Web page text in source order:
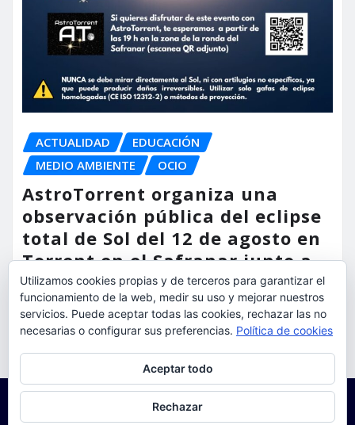
ACTUALIDAD
EDUCACIÓN
MEDIO AMBIENTE
OCIO
AstroTorrent organiza una
observación pública del eclipse
total de Sol del 12 de agosto en
Torrent en el Safranar junto a
las vías del AVE
torrent al dia Ago 5, 2026
Utilizamos cookies propias y de terceros para garantizar el
funcionamiento de la web, medir su uso y mejorar nuestros
servicios. Puede aceptar todas las cookies, rechazar las no
necesarias o configurar sus preferencias. Política de cookies
Aceptar todo
Rechazar
Para obtener más información, incluido cómo gestionar las cookies,